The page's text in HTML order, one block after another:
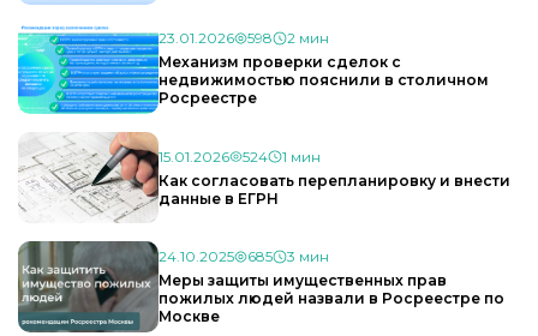
23.01.2026 598
2 мин
Механизм проверки сделок с
недвижимостью пояснили в столичном
Росреестре
15.01.2026 524
1 мин
Как согласовать перепланировку и внести
данные в ЕГРН
24.10.2025 685
3 мин
Меры защиты имущественных прав
пожилых людей назвали в Росреестре по
Москве